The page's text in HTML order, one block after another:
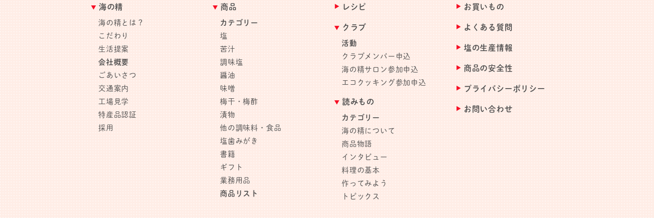
海の精
海の精とは？
こだわり
生活提案
会社概要
ごあいさつ
交通案内
工場見学
特産品認証
採用
商品
カテゴリー
塩
苦汁
調味塩
醤油
味噌
梅干・梅酢
漬物
他の調味料・食品
塩歯みがき
書籍
ギフト
業務用品
商品リスト
レシピ
クラブ
活動
クラブメンバー申込
海の精サロン参加申込
エコクッキング参加申込
読みもの
カテゴリー
海の精について
商品物語
インタビュー
料理の基本
作ってみよう
トピックス
お買いもの
よくある質問
塩の生産情報
商品の安全性
プライバシーポリシー
お問い合わせ